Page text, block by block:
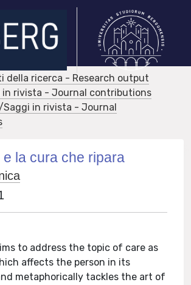
della ricerca - Research output
in rivista - Journal contributions
Saggi in rivista - Journal
e la cura che ripara
to address the topic of care as
affects the person in its
metaphorically tackles the art of